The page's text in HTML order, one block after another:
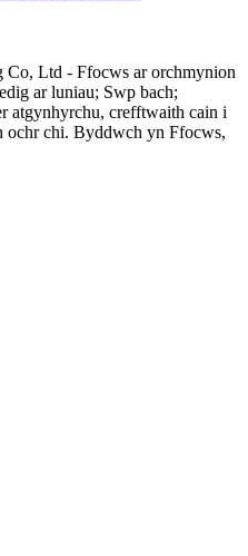
Co, Ltd - Ffocws ar orchmynion
ar luniau; Swp bach;
atgynhyrchu, crefftwaith cain i
chi. Byddwch yn Ffocws,